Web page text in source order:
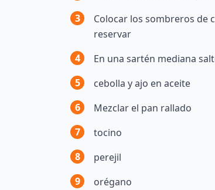
3
Colocar los sombreros de
reservar
4
En una sartén mediana
5
cebolla y ajo en aceite
6
Mezclar el pan rallado
7
tocino
8
perejil
9
orégano